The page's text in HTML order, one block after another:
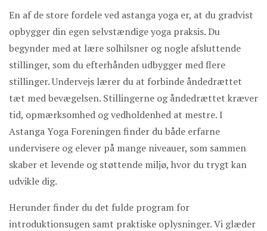
En af de store fordele ved astanga yoga er, at du gradvist
opbygger din egen selvstændige yoga praksis. Du
begynder med at lære solhilsner og nogle afsluttende
stillinger, som du efterhånden udbygger med flere
stillinger. Undervejs lærer du at forbinde åndedrættet
tæt med bevægelsen. Stillingerne og åndedrættet kræver
tid, opmærksomhed og vedholdenhed at mestre. I
Astanga Yoga Foreningen finder du både erfarne
undervisere og elever på mange niveauer, som sammen
skaber et levende og støttende miljø, hvor du trygt kan
udvikle dig.
Herunder finder du det fulde program for
introduktionsugen samt praktiske oplysninger. Vi glæder